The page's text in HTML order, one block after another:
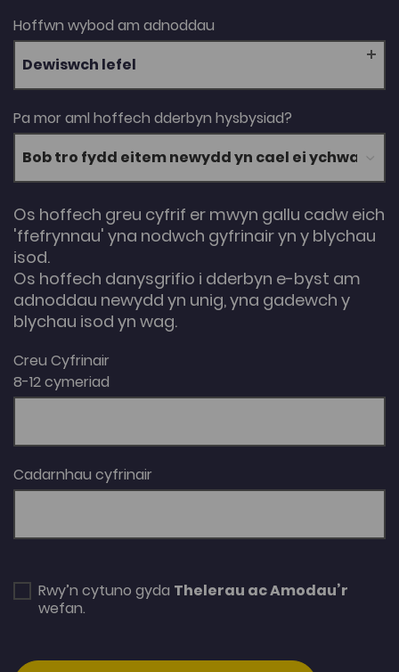
Hoffwn wybod am adnoddau
Dewiswch lefel
Pa mor aml hoffech dderbyn hysbysiad?
Os hoffech greu cyfrif er mwyn gallu cadw eich
'ffefrynnau' yna nodwch gyfrinair yn y blychau
isod.
Os hoffech danysgrifio i dderbyn e-byst am
adnoddau newydd yn unig, yna gadewch y
blychau isod yn wag.
Creu Cyfrinair
8-12 cymeriad
Cadarnhau cyfrinair
Rwy’n cytuno gyda Thelerau ac Amodau’r
wefan.